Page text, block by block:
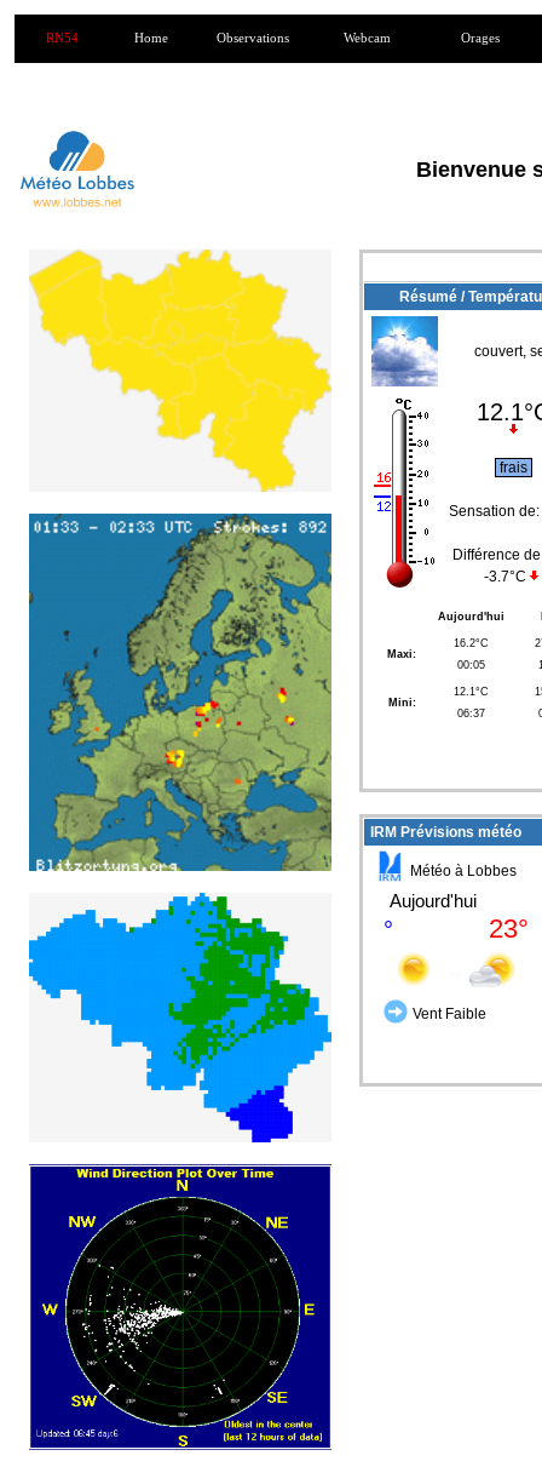
RN54 Home Observations Webcam Orages
Bienvenue
Résumé /
couvert,
frais
Sensation de:
Différence
-3.7°C
Aujourd'hui
Maxi:
16.2°C
00:05
Mini:
12.1°C
06:37
IRM Prévisions météo